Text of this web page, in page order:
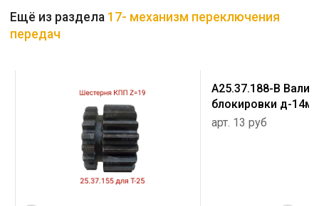
Ещё из раздела 17- механизм переключения
передач
А25.37.188-В Валик
блокировки д-
арт. 13 руб